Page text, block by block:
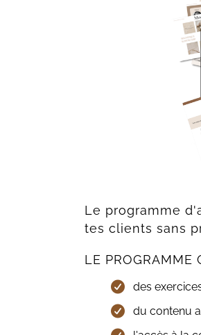
Le programme
tes clients sans
LE PROGRAMME
des
du contenu